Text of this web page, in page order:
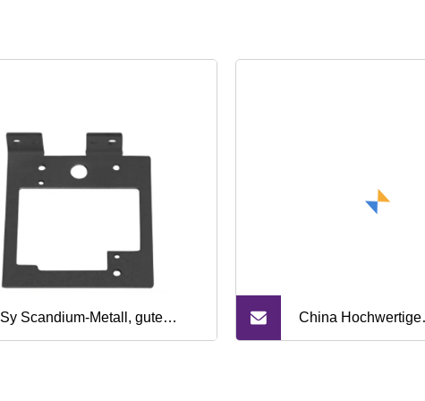
Sy Scandium-Metall, gute China Hochwertige